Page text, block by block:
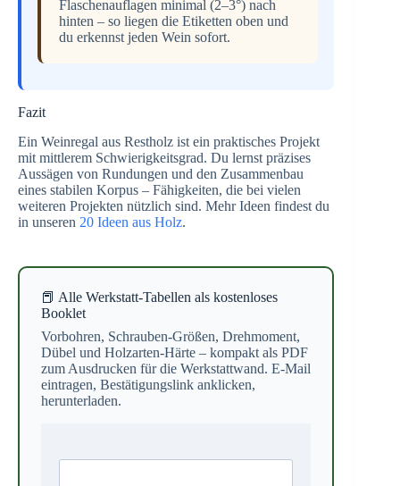
Flaschenauflagen minimal (2–3°) nach
hinten – so liegen die Etiketten oben und
du erkennst jeden Wein sofort.
Fazit
Ein Weinregal aus Restholz ist ein praktisches Projekt
mit mittlerem Schwierigkeitsgrad. Du lernst präzises
Aussägen von Rundungen und den Zusammenbau
eines stabilen Korpus – Fähigkeiten, die bei vielen
weiteren Projekten nützlich sind. Mehr Ideen findest du
in unseren 20 Ideen aus Holz.
📕 Alle Werkstatt-Tabellen als kostenloses
Booklet
Vorbohren, Schrauben-Größen, Drehmoment,
Dübel und Holzarten-Härte – kompakt als PDF
zum Ausdrucken für die Werkstattwand. E-Mail
eintragen, Bestätigungslink anklicken,
herunterladen.